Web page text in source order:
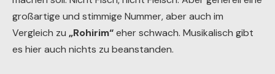
großartige und stimmige Nummer, aber auch im
Vergleich zu „Rohirim“eher schwach. Musikalisch gibt
es hier auch nichts zu beanstanden.